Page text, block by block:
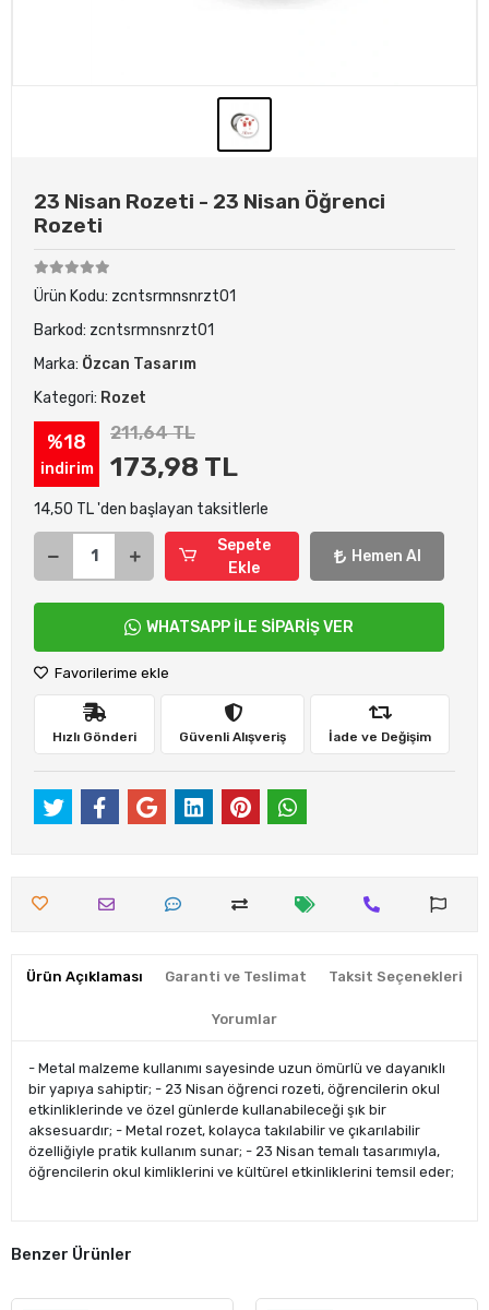
23 Nisan Rozeti - 23 Nisan Öğrenci
Rozeti
Ürün Kodu: zcntsrmnsnrzt01
Barkod: zcntsrmnsnrzt01
Marka: Özcan Tasarım
Kategori: Rozet
%18
indirim
211,64 TL
173,98 TL
14,50 TL 'den başlayan taksitlerle
Sepete
Ekle
Hemen Al
WHATSAPP İLE SİPARİŞ VER
Favorilerime ekle
Hızlı Gönderi Güvenli Alışveriş İade ve Değişim
Ürün Açıklaması Garanti ve Teslimat Taksit Seçenekleri
Yorumlar
- Metal malzeme kullanımı sayesinde uzun ömürlü ve dayanıklı
bir yapıya sahiptir; - 23 Nisan öğrenci rozeti, öğrencilerin okul
etkinliklerinde ve özel günlerde kullanabileceği şık bir
aksesuardır; - Metal rozet, kolayca takılabilir ve çıkarılabilir
özelliğiyle pratik kullanım sunar; - 23 Nisan temalı tasarımıyla,
öğrencilerin okul kimliklerini ve kültürel etkinliklerini temsil eder;
Benzer Ürünler